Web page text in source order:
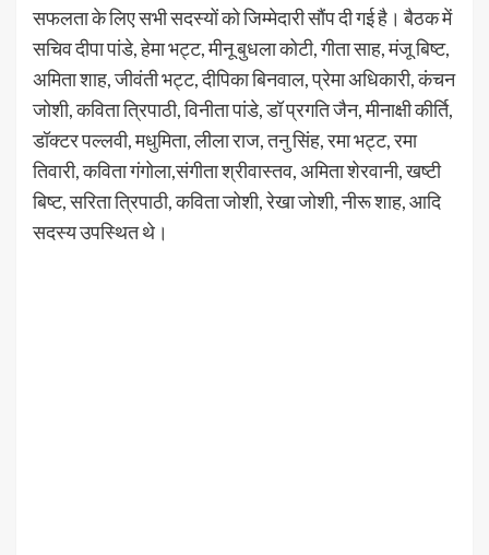
सफलता के लिए सभी सदस्यों को जिम्मेदारी सौंप दी गई है। बैठक में
सचिव दीपा पांडे, हेमा भट्ट, मीनू बुधला कोटी, गीता साह, मंजू बिष्ट,
अमिता शाह, जीवंती भट्ट, दीपिका बिनवाल, प्रेमा अधिकारी, कंचन
जोशी, कविता त्रिपाठी, विनीता पांडे, डॉ प्रगति जैन, मीनाक्षी कीर्ति,
डॉक्टर पल्लवी, मधुमिता, लीला राज, तनु सिंह, रमा भट्ट, रमा
तिवारी, कविता गंगोला,संगीता श्रीवास्तव, अमिता शेरवानी, खष्टी
बिष्ट, सरिता त्रिपाठी, कविता जोशी, रेखा जोशी, नीरू शाह, आदि
सदस्य उपस्थित थे।